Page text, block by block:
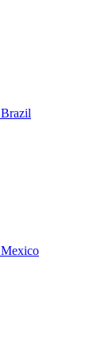
Brazil
Mexico